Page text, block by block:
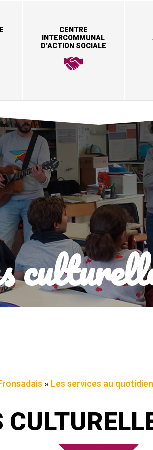
CENTRE
INTERCOMMUNAL
D’ACTION SOCIALE
» Les services au quotidien